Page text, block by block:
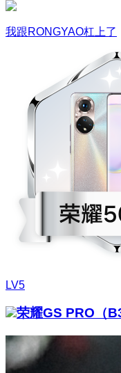
我跟RONGYAO杠上了
LV5
荣耀GS PRO（